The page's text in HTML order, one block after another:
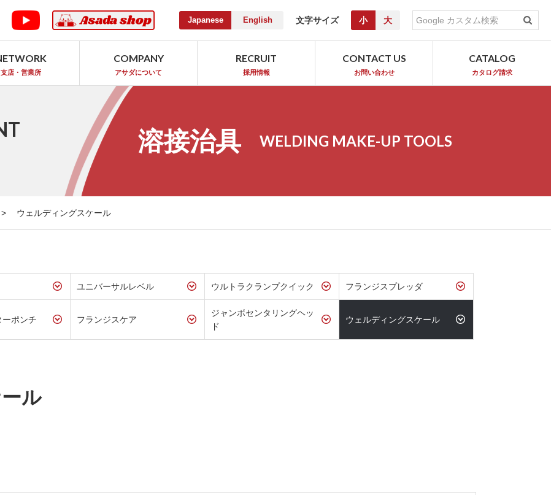
Japanese English 文字サイズ 小 大
支店・営業所
COMPANY
アサダについて
RECRUIT
採用情報
CONTACT US
お問い合わせ
CATALOG
カタログ請求
溶接治具 WELDING MAKE-UP TOOLS
ウェルディングスケール
ユニバーサルレベル ウルトラクランプクイック フランジスプレッダ
ポンチ フランジスケア
ジャンボセンタリングヘッ
ド
ウェルディングスケール
ル